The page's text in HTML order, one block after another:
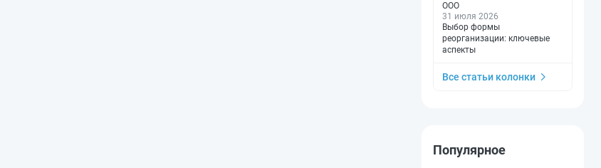
ООО
31 июля 2026
Выбор формы
реорганизации: ключевые
аспекты
Все статьи колонки
Популярное